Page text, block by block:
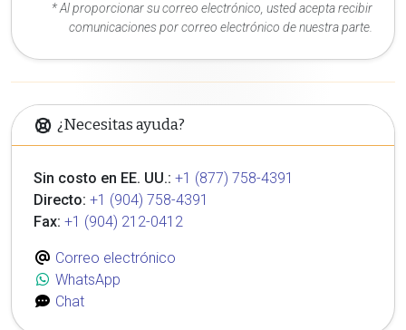
* Al proporcionar su correo electrónico, usted acepta recibir
comunicaciones por correo electrónico de nuestra parte.
¿Necesitas ayuda?
Sin costo en EE. UU.: +1 (877) 758-4391
Directo: +1 (904) 758-4391
Fax: +1 (904) 212-0412
Correo electrónico
WhatsApp
Chat